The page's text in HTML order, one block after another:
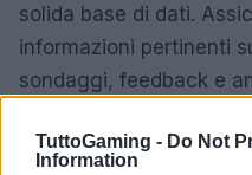
TuttoGaming - Do Not
Information
solida base di dati.
informazioni pertinenti
sondaggi, feedback e
e personalizzare le tue